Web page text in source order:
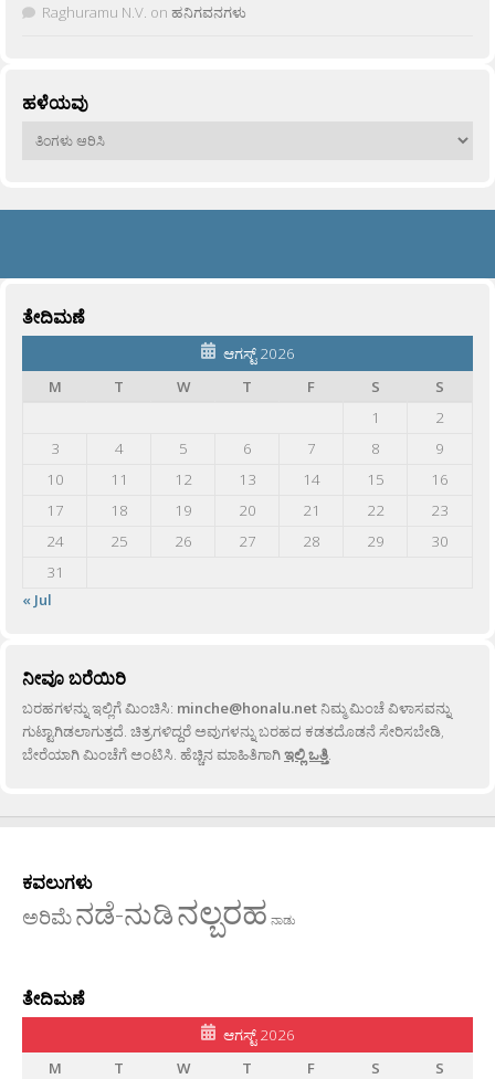
Raghuramu N.V. on ಹನಿಗವನಗಳು
ಹಳೆಯವು
ಹಳೆಯವು
ತೇದಿಮಣೆ
ಆಗಸ್ಟ್ 2026
M
T W T F S
S
1
2
3
4 5 6 7 8
9
10
11 12 13 14 15
16
17
18 19 20 21 22
23
24
25 26 27 28 29
30
31
« Jul
ನೀವೂ ಬರೆಯಿರಿ
ಬರಹಗಳನ್ನು ಇಲ್ಲಿಗೆ ಮಿಂಚಿಸಿ: minche@honalu.netನಿಮ್ಮ ಮಿಂಚೆ ವಿಳಾಸವನ್ನು
ಗುಟ್ಟಾಗಿಡಲಾಗುತ್ತದೆ. ಚಿತ್ರಗಳಿದ್ದರೆ ಅವುಗಳನ್ನು ಬರಹದ ಕಡತದೊಡನೆ ಸೇರಿಸಬೇಡಿ,
ಬೇರೆಯಾಗಿ ಮಿಂಚೆಗೆ ಅಂಟಿಸಿ. ಹೆಚ್ಚಿನ ಮಾಹಿತಿಗಾಗಿಇಲ್ಲಿ ಒತ್ತಿ
ಕವಲುಗಳು
ಅರಿಮೆನಡೆ-ನುಡಿನಲ್ಬರಹ ನಾಡು
ತೇದಿಮಣೆ
ಆಗಸ್ಟ್ 2026
M
T W T F S
S